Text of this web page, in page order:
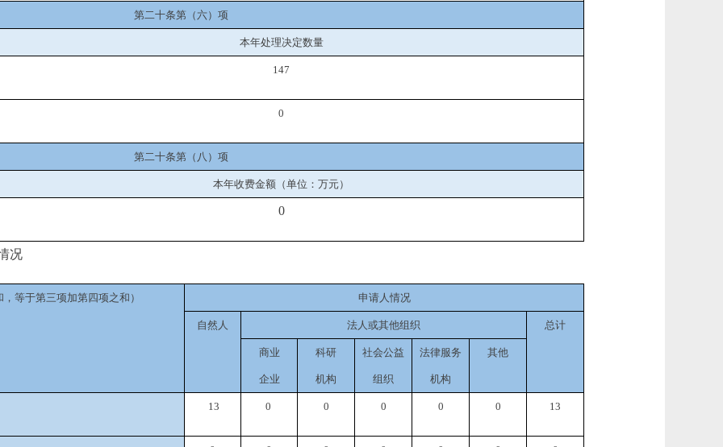
第二十条第（六）项
本年处理决定数量
147
0
第二十条第（八）项
本年收费金额（单位：万元）
0
况
等于第三项加第四项之和） 申请人情况
自然人 法人或其他组织 总计
商业
企业
科研
机构
社会公益
组织
法律服务
机构
其他
13 0 0 0 0 0 13